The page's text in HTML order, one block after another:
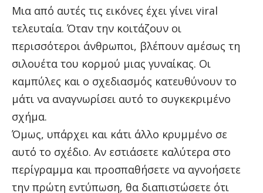
Μια από αυτές τις εικόνες έχει γίνει viral
τελευταία. Όταν την κοιτάζουν οι
περισσότεροι άνθρωποι, βλέπουν αμέσως τη
σιλουέτα του κορμού μιας γυναίκας. Οι
καμπύλες και ο σχεδιασμός κατευθύνουν το
μάτι να αναγνωρίσει αυτό το συγκεκριμένο
σχήμα.
Όμως, υπάρχει και κάτι άλλο κρυμμένο σε
αυτό το σχέδιο. Αν εστιάσετε καλύτερα στο
περίγραμμα και προσπαθήσετε να αγνοήσετε
την πρώτη εντύπωση, θα διαπιστώσετε ότι